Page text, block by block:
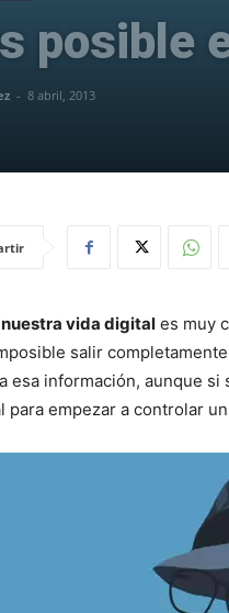
posible
- 8 abril, 2013
vida digital es muy
salir
esa información, aunque
para empezar a controlar